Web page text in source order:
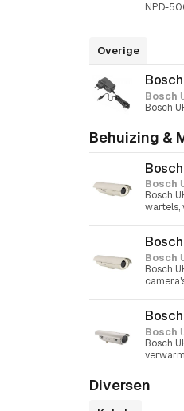
NPD-
Overige
Bosch
Bosch
Behuizing &
Bosch
Bosch
wartels,
Bosch
Bosch
Bosch
Bosch
Diversen